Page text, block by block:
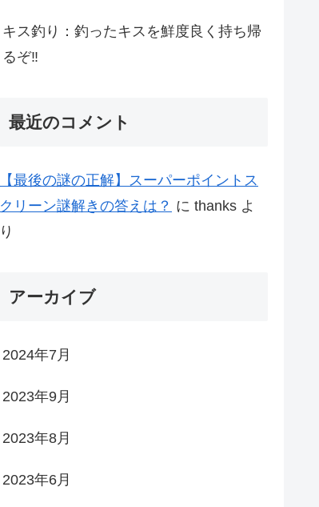
キス釣り：釣ったキスを鮮度良く持ち帰
るぞ‼
最近のコメント
【最後の謎の正解】スーパーポイントス
クリーン謎解きの答えは？ に thanks よ
り
アーカイブ
2024年7月
2023年9月
2023年8月
2023年6月